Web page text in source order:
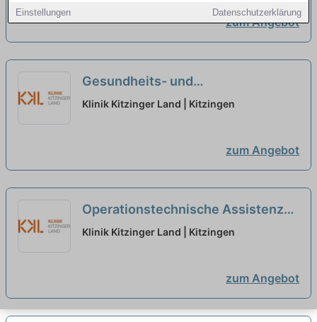
Einstellungen Datenschutzerklärung
zum Angebot
Gesundheits- und
Krankenpfleger:in (m/w/d) für
Klinik Kitzinger Land | Kitzingen
zum Angebot
Operationstechnische Assistenz
(m/w/d) für unsere Endoskopie in
Klinik Kitzinger Land | Kitzingen
zum Angebot